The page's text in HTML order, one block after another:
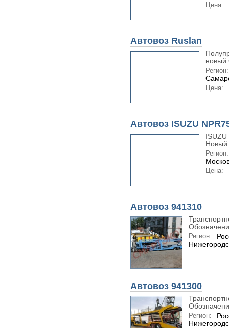
Цена:
Автовоз Ruslan
новый
Регион:
Цена:
Автовоз ISUZU
ISUZU
Регион:
Цена:
Автовоз 941310
Регион:
Автовоз 941300
Регион: